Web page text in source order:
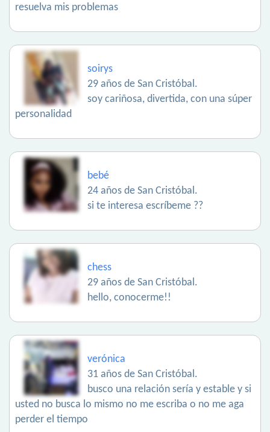
resuelva mis problemas
soirys
29 años de San Cristóbal.
soy cariñosa, divertida, con una súper
personalidad
bebé
24 años de San Cristóbal.
si te interesa escríbeme ??
chess
29 años de San Cristóbal.
hello, conocerme!!
verónica
31 años de San Cristóbal.
busco una relación sería y estable y si
usted no busca lo mismo no me escriba o no me aga
perder el tiempo